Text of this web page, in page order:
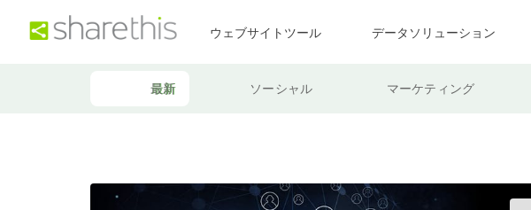
ウェブサイトツール データソリューション
最新 ソーシャル マーケティング